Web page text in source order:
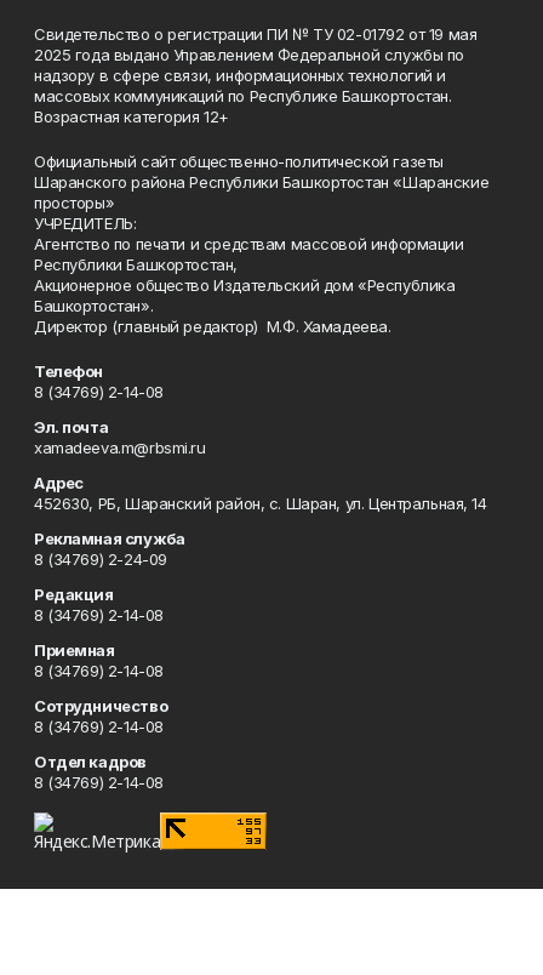
Свидетельство о регистрации ПИ № ТУ 02-01792 от 19 мая
2025 года выдано Управлением Федеральной службы по
надзору в сфере связи, информационных технологий и
массовых коммуникаций по Республике Башкортостан.
Возрастная категория 12+
Официальный сайт общественно-политической газеты
Шаранского района Республики Башкортостан «Шаранские
просторы»
УЧРЕДИТЕЛЬ:
Агентство по печати и средствам массовой информации
Республики Башкортостан,
Акционерное общество Издательский дом «Республика
Башкортостан».
Директор (главный редактор) М.Ф. Хамадеева.
Телефон
8 (34769) 2-14-08
Эл. почта
xamadeeva.m@rbsmi.ru
Адрес
452630, РБ, Шаранский район, с. Шаран, ул. Центральная, 14
Рекламная служба
8 (34769) 2-24-09
Редакция
8 (34769) 2-14-08
Приемная
8 (34769) 2-14-08
Сотрудничество
8 (34769) 2-14-08
Отдел кадров
8 (34769) 2-14-08